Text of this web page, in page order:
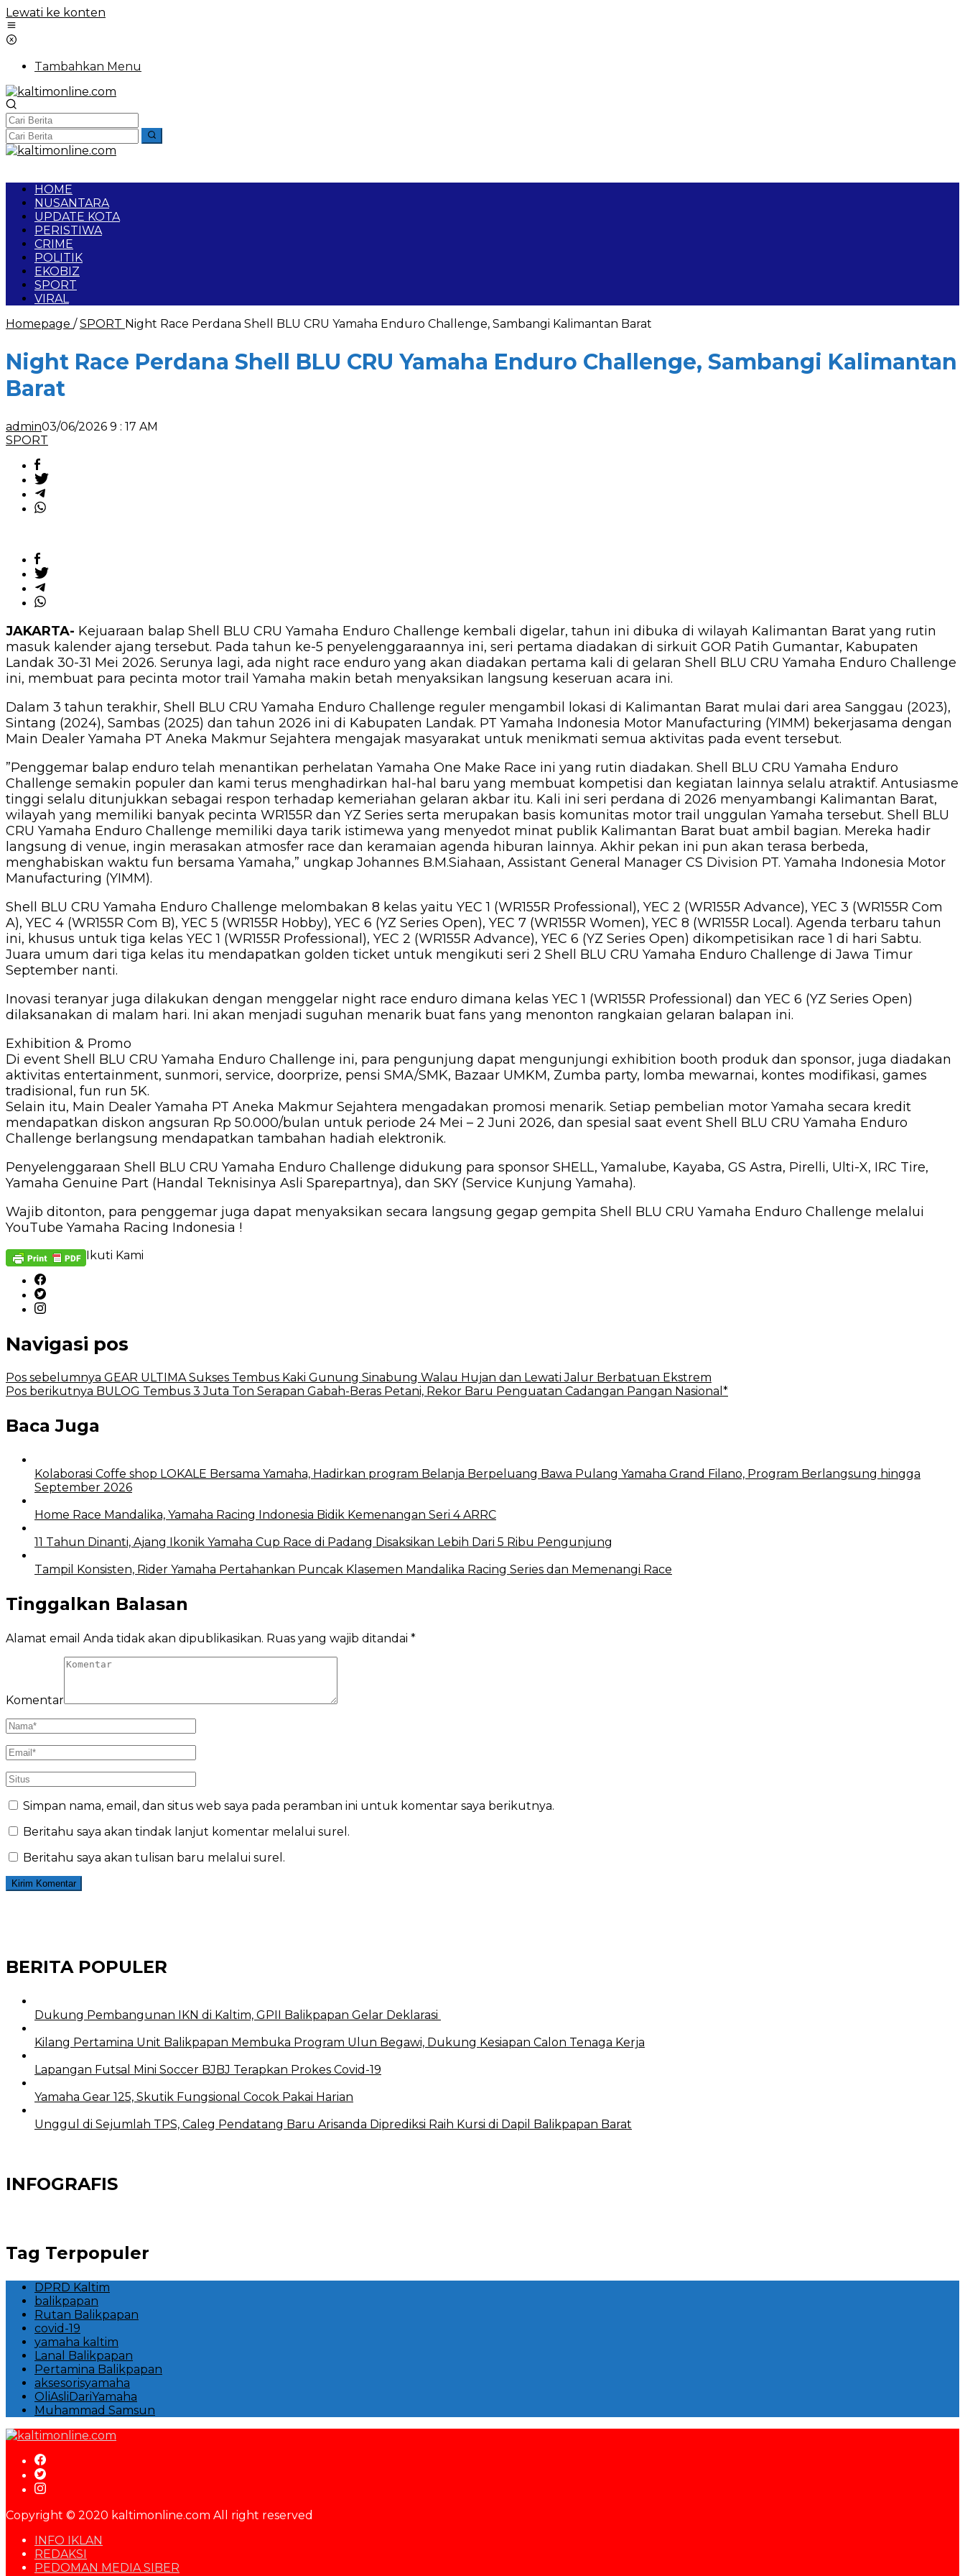
Lewati ke konten
Tambahkan Menu
HOME
NUSANTARA
UPDATE KOTA
PERISTIWA
CRIME
POLITIK
EKOBIZ
SPORT
VIRAL
Homepage / SPORT Night Race Perdana Shell BLU CRU Yamaha Enduro Challenge, Sambangi Kalimantan Barat
Night Race Perdana Shell BLU CRU Yamaha Enduro Challenge, Sambangi Kalimantan
Barat
admin03/06/2026 9 : 17 AM
SPORT
JAKARTA- Kejuaraan balap Shell BLU CRU Yamaha Enduro Challenge kembali digelar, tahun ini dibuka di wilayah Kalimantan Barat yang rutin
masuk kalender ajang tersebut. Pada tahun ke-5 penyelenggaraannya ini, seri pertama diadakan di sirkuit GOR Patih Gumantar, Kabupaten
Landak 30-31 Mei 2026. Serunya lagi, ada night race enduro yang akan diadakan pertama kali di gelaran Shell BLU CRU Yamaha Enduro Challenge
ini, membuat para pecinta motor trail Yamaha makin betah menyaksikan langsung keseruan acara ini.
Dalam 3 tahun terakhir, Shell BLU CRU Yamaha Enduro Challenge reguler mengambil lokasi di Kalimantan Barat mulai dari area Sanggau (2023),
Sintang (2024), Sambas (2025) dan tahun 2026 ini di Kabupaten Landak. PT Yamaha Indonesia Motor Manufacturing (YIMM) bekerjasama dengan
Main Dealer Yamaha PT Aneka Makmur Sejahtera mengajak masyarakat untuk menikmati semua aktivitas pada event tersebut.
”Penggemar balap enduro telah menantikan perhelatan Yamaha One Make Race ini yang rutin diadakan. Shell BLU CRU Yamaha Enduro
Challenge semakin populer dan kami terus menghadirkan hal-hal baru yang membuat kompetisi dan kegiatan lainnya selalu atraktif. Antusiasme
tinggi selalu ditunjukkan sebagai respon terhadap kemeriahan gelaran akbar itu. Kali ini seri perdana di 2026 menyambangi Kalimantan Barat,
wilayah yang memiliki banyak pecinta WR155R dan YZ Series serta merupakan basis komunitas motor trail unggulan Yamaha tersebut. Shell BLU
CRU Yamaha Enduro Challenge memiliki daya tarik istimewa yang menyedot minat publik Kalimantan Barat buat ambil bagian. Mereka hadir
langsung di venue, ingin merasakan atmosfer race dan keramaian agenda hiburan lainnya. Akhir pekan ini pun akan terasa berbeda,
menghabiskan waktu fun bersama Yamaha,” ungkap Johannes B.M.Siahaan, Assistant General Manager CS Division PT. Yamaha Indonesia Motor
Manufacturing (YIMM).
Shell BLU CRU Yamaha Enduro Challenge melombakan 8 kelas yaitu YEC 1 (WR155R Professional), YEC 2 (WR155R Advance), YEC 3 (WR155R Com
A), YEC 4 (WR155R Com B), YEC 5 (WR155R Hobby), YEC 6 (YZ Series Open), YEC 7 (WR155R Women), YEC 8 (WR155R Local). Agenda terbaru tahun
ini, khusus untuk tiga kelas YEC 1 (WR155R Professional), YEC 2 (WR155R Advance), YEC 6 (YZ Series Open) dikompetisikan race 1 di hari Sabtu.
Juara umum dari tiga kelas itu mendapatkan golden ticket untuk mengikuti seri 2 Shell BLU CRU Yamaha Enduro Challenge di Jawa Timur
September nanti.
Inovasi teranyar juga dilakukan dengan menggelar night race enduro dimana kelas YEC 1 (WR155R Professional) dan YEC 6 (YZ Series Open)
dilaksanakan di malam hari. Ini akan menjadi suguhan menarik buat fans yang menonton rangkaian gelaran balapan ini.
Exhibition & Promo
Di event Shell BLU CRU Yamaha Enduro Challenge ini, para pengunjung dapat mengunjungi exhibition booth produk dan sponsor, juga diadakan
aktivitas entertainment, sunmori, service, doorprize, pensi SMA/SMK, Bazaar UMKM, Zumba party, lomba mewarnai, kontes modifikasi, games
tradisional, fun run 5K.
Selain itu, Main Dealer Yamaha PT Aneka Makmur Sejahtera mengadakan promosi menarik. Setiap pembelian motor Yamaha secara kredit
mendapatkan diskon angsuran Rp 50.000/bulan untuk periode 24 Mei – 2 Juni 2026, dan spesial saat event Shell BLU CRU Yamaha Enduro
Challenge berlangsung mendapatkan tambahan hadiah elektronik.
Penyelenggaraan Shell BLU CRU Yamaha Enduro Challenge didukung para sponsor SHELL, Yamalube, Kayaba, GS Astra, Pirelli, Ulti-X, IRC Tire,
Yamaha Genuine Part (Handal Teknisinya Asli Sparepartnya), dan SKY (Service Kunjung Yamaha).
Wajib ditonton, para penggemar juga dapat menyaksikan secara langsung gegap gempita Shell BLU CRU Yamaha Enduro Challenge melalui
YouTube Yamaha Racing Indonesia !
Ikuti Kami
Navigasi pos
Pos sebelumnya GEAR ULTIMA Sukses Tembus Kaki Gunung Sinabung Walau Hujan dan Lewati Jalur Berbatuan Ekstrem
Pos berikutnya BULOG Tembus 3 Juta Ton Serapan Gabah-Beras Petani, Rekor Baru Penguatan Cadangan Pangan Nasional*
Baca Juga
Kolaborasi Coffe shop LOKALE Bersama Yamaha, Hadirkan program Belanja Berpeluang Bawa Pulang Yamaha Grand Filano, Program Berlangsung hingga
September 2026
Home Race Mandalika, Yamaha Racing Indonesia Bidik Kemenangan Seri 4 ARRC
11 Tahun Dinanti, Ajang Ikonik Yamaha Cup Race di Padang Disaksikan Lebih Dari 5 Ribu Pengunjung
Tampil Konsisten, Rider Yamaha Pertahankan Puncak Klasemen Mandalika Racing Series dan Memenangi Race
Tinggalkan Balasan
Alamat email Anda tidak akan dipublikasikan. Ruas yang wajib ditandai *
Komentar
Simpan nama, email, dan situs web saya pada peramban ini untuk komentar saya berikutnya.
Beritahu saya akan tindak lanjut komentar melalui surel.
Beritahu saya akan tulisan baru melalui surel.
BERITA POPULER
Dukung Pembangunan IKN di Kaltim, GPII Balikpapan Gelar Deklarasi
Kilang Pertamina Unit Balikpapan Membuka Program Ulun Begawi, Dukung Kesiapan Calon Tenaga Kerja
Lapangan Futsal Mini Soccer BJBJ Terapkan Prokes Covid-19
Yamaha Gear 125, Skutik Fungsional Cocok Pakai Harian
Unggul di Sejumlah TPS, Caleg Pendatang Baru Arisanda Diprediksi Raih Kursi di Dapil Balikpapan Barat
INFOGRAFIS
Tag Terpopuler
DPRD Kaltim
balikpapan
Rutan Balikpapan
covid-19
yamaha kaltim
Lanal Balikpapan
Pertamina Balikpapan
aksesorisyamaha
OliAsliDariYamaha
Muhammad Samsun
Copyright © 2020 kaltimonline.com All right reserved
INFO IKLAN
REDAKSI
PEDOMAN MEDIA SIBER